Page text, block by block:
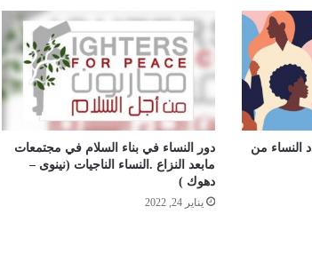
النساء من
دور النساء في بناء السلام في مجتمعات
مابعد النزاع .النساء الناجيات (نينوى –
دهوك )
يناير 24, 2022